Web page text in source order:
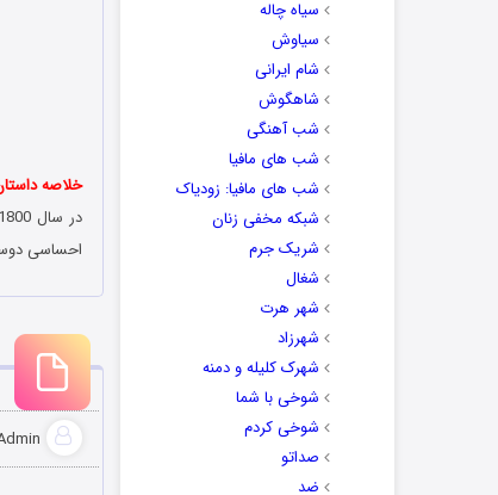
سیاه چاله
سیاوش
شام ایرانی
شاهگوش
شب آهنگی
شب های مافیا
شب های مافیا: زودیاک
شبکه مخفی زنان
شریک جرم
شغال
شهر هرت
شهرزاد
شهرک کلیله و دمنه
شوخی با شما
شوخی کردم
صداتو
ضد
خلاصه
احساسی